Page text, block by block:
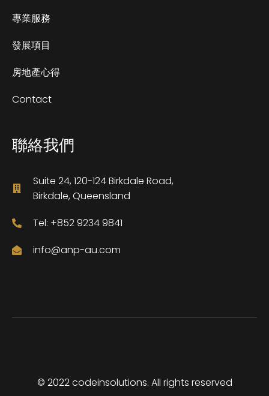
專業服務
發展項目
房地產心得
Contact
聯絡我們
Suite 24, 120-124 Birkdale Road,
Birkdale, Queensland
Tel: +852 9234 9841
info@anp-au.com
© 2022 codeinsolutions. All rights reserved